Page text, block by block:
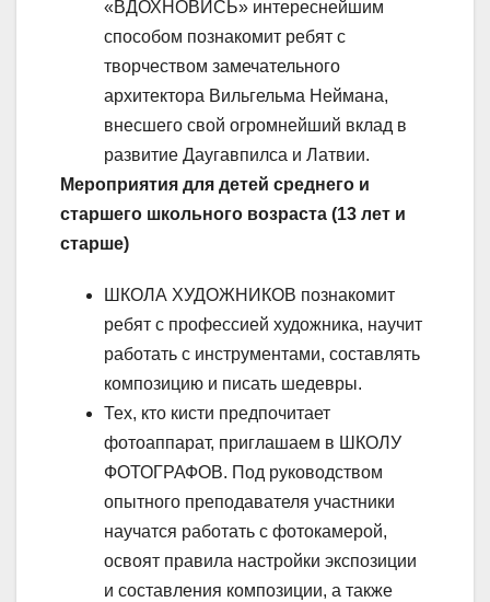
«ВДОХНОВИСЬ» интереснейшим
способом познакомит ребят с
творчеством замечательного
архитектора Вильгельма Неймана,
внесшего свой огромнейший вклад в
развитие Даугавпилса и Латвии.
Мероприятия для детей среднего и
старшего школьного возраста (13 лет и
старше)
ШКОЛА ХУДОЖНИКОВ познакомит
ребят с профессией художника, научит
работать с инструментами, составлять
композицию и писать шедевры.
Тех, кто кисти предпочитает
фотоаппарат, приглашаем в ШКОЛУ
ФОТОГРАФОВ. Под руководством
опытного преподавателя участники
научатся работать с фотокамерой,
освоят правила настройки экспозиции
и составления композиции, а также